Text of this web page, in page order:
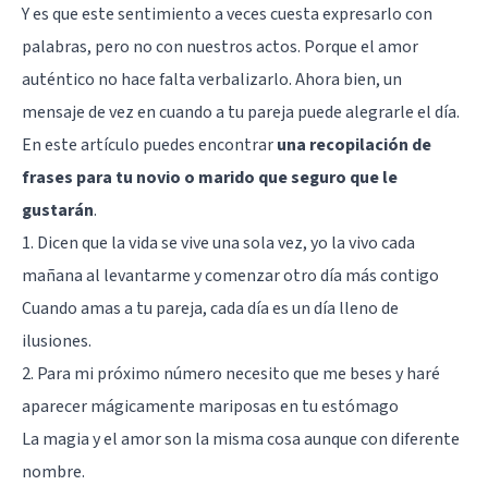
Y es que este sentimiento a veces cuesta expresarlo con
palabras, pero no con nuestros actos. Porque el amor
auténtico no hace falta verbalizarlo. Ahora bien, un
mensaje de vez en cuando a tu pareja puede alegrarle el día.
En este artículo puedes encontraruna recopilación de
frases para tu novio o marido que seguro que le
gustarán.
1. Dicen que la vida se vive una sola vez, yo la vivo cada
mañana al levantarme y comenzar otro día más contigo
Cuando amas a tu pareja, cada día es un día lleno de
ilusiones.
2. Para mi próximo número necesito que me beses y haré
aparecer mágicamente mariposas en tu estómago
La magia y el amor son la misma cosa aunque con diferente
nombre.